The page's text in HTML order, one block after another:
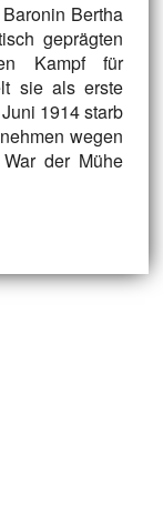
Bertha
geprägten
Kampf für
sie als erste
1914 starb
wegen
der Mühe